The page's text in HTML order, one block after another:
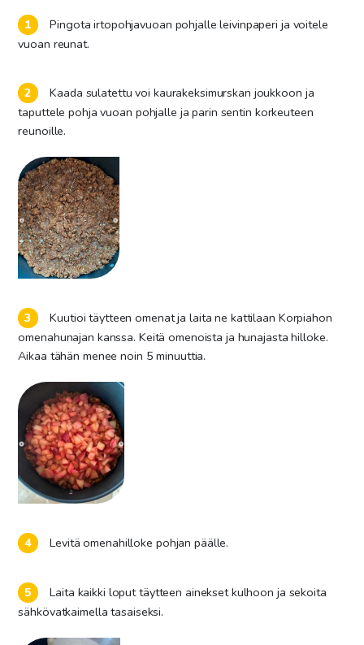
Pingota irtopohjavuoan pohjalle leivinpaperi ja voitele
vuoan reunat.
Kaada sulatettu voi kaurakeksimurskan joukkoon ja
taputtele pohja vuoan pohjalle ja parin sentin korkeuteen
reunoille.
Kuutioi täytteen omenat ja laita ne kattilaan Korpiahon
omenahunajan kanssa. Keitä omenoista ja hunajasta hilloke.
Aikaa tähän menee noin 5 minuuttia.
Levitä omenahilloke pohjan päälle.
Laita kaikki loput täytteen ainekset kulhoon ja sekoita
sähkövatkaimella tasaiseksi.